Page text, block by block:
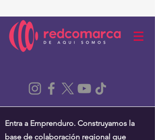
Entra a Emprenduro. Construyamos la
base de colaboración regional que